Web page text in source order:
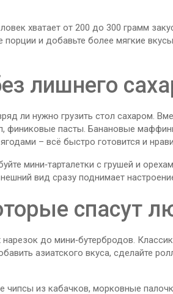
хватает от 200 до 300 грамм
порции и добавьте более мягкие
лишнего
ли нужно грузить стол сахаром.
финиковые пасты. Банановые
– всё быстро готовится и
мини‑тарталетки с грушей и
вид сразу поднимает
спасут
до мини‑бутербродов.
азиатского вкуса, сделайте
чипсы из кабачков, морковные